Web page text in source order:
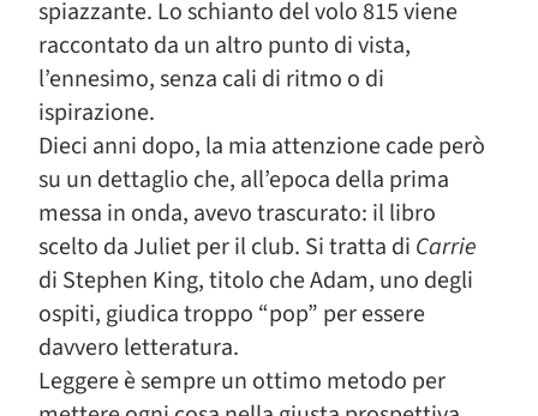
spiazzante. Lo schianto del volo 815 viene
raccontato da un altro punto di vista,
l’ennesimo, senza cali di ritmo o di
ispirazione.
Dieci anni dopo, la mia attenzione cade però
su un dettaglio che, all’epoca della prima
messa in onda, avevo trascurato: il libro
scelto da Juliet per il club. Si tratta di Carrie
di Stephen King, titolo che Adam, uno degli
ospiti, giudica troppo “pop” per essere
davvero letteratura.
Leggere è sempre un ottimo metodo per